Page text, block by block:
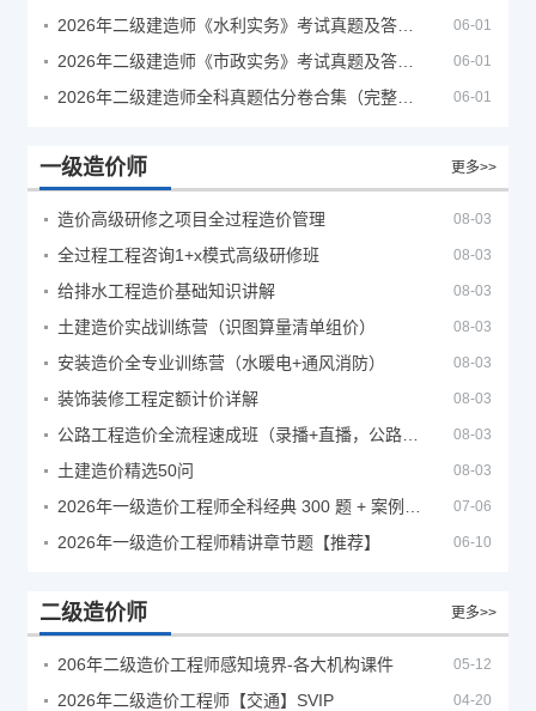
06-01
06-01
06-01
一级造价师 更多>>
造价高级研修之项目全过程造价管理 08-03
全过程工程咨询1+x模式高级研修班 08-03
给排水工程造价基础知识讲解 08-03
土建造价实战训练营（识图算量清单组价） 08-03
安装造价全专业训练营（水暖电+通风消防） 08-03
装饰装修工程定额计价详解 08-03
08-03
土建造价精选50问 08-03
07-06
2026年一级造价工程师精讲章节题【推荐】 06-10
二级造价师 更多>>
206年二级造价工程师感知境界-各大机构课件 05-12
2026年二级造价工程师【交通】SVIP 04-20